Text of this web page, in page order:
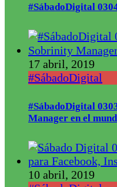
#SábadoDigital
17 abril, 2019
#SábadoDigital
#SábadoDigital
Manager en el
10 abril, 2019